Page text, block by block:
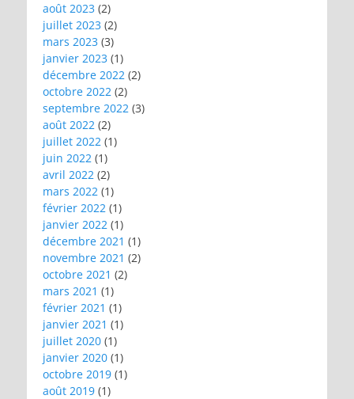
août 2023 (2)
juillet 2023 (2)
mars 2023 (3)
janvier 2023 (1)
décembre 2022 (2)
octobre 2022 (2)
septembre 2022 (3)
août 2022 (2)
juillet 2022 (1)
juin 2022 (1)
avril 2022 (2)
mars 2022 (1)
février 2022 (1)
janvier 2022 (1)
décembre 2021 (1)
novembre 2021 (2)
octobre 2021 (2)
mars 2021 (1)
février 2021 (1)
janvier 2021 (1)
juillet 2020 (1)
janvier 2020 (1)
octobre 2019 (1)
août 2019 (1)